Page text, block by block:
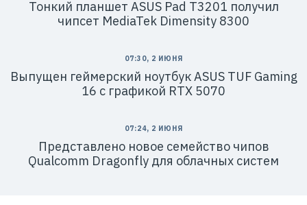
Тонкий планшет ASUS Pad T3201 получил
чипсет MediaTek Dimensity 8300
07:30, 2 ИЮНЯ
Выпущен геймерский ноутбук ASUS TUF Gaming
16 с графикой RTX 5070
07:24, 2 ИЮНЯ
Представлено новое семейство чипов
Qualcomm Dragonfly для облачных систем